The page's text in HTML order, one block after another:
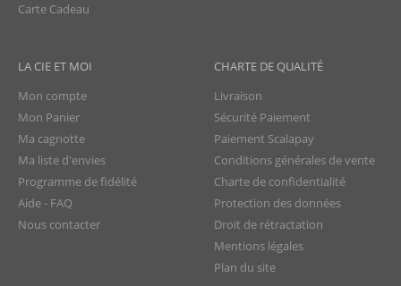
Carte Cadeau
LA CIE ET MOI
Mon compte
Mon Panier
Ma cagnotte
Ma liste d'envies
Programme de fidélité
Aide - FAQ
Nous contacter
CHARTE DE QUALITÉ
Livraison
Sécurité Paiement
Paiement Scalapay
Conditions générales de vente
Charte de confidentialité
Protection des données
Droit de rétractation
Mentions légales
Plan du site